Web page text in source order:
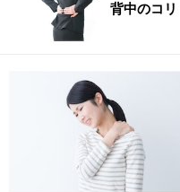
指骨骨折の症状
骨折部位の腫脹、疼痛
どがみられます。指の
指骨骨折の診断
背中のコ